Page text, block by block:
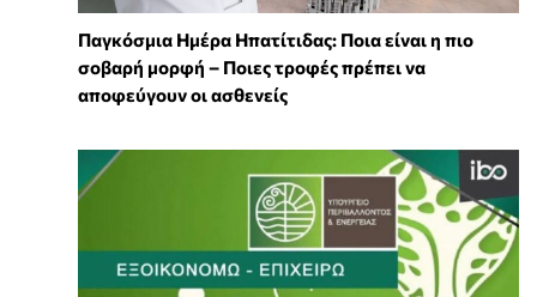
Παγκόσμια Ημέρα Ηπατίτιδας: Ποια είναι η πιο
σοβαρή μορφή – Ποιες τροφές πρέπει να
αποφεύγουν οι ασθενείς